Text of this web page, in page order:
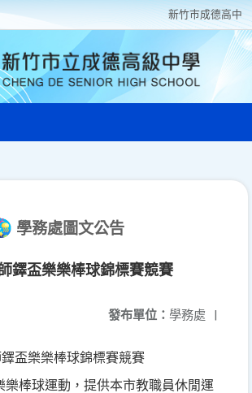
新竹巿成德高中
學務處圖文公告
鐸盃樂樂棒球錦標賽競賽
發布單位： 學務處 |
盃樂樂棒球錦標賽競賽
樂棒球運動，提供本市教職員休閒運